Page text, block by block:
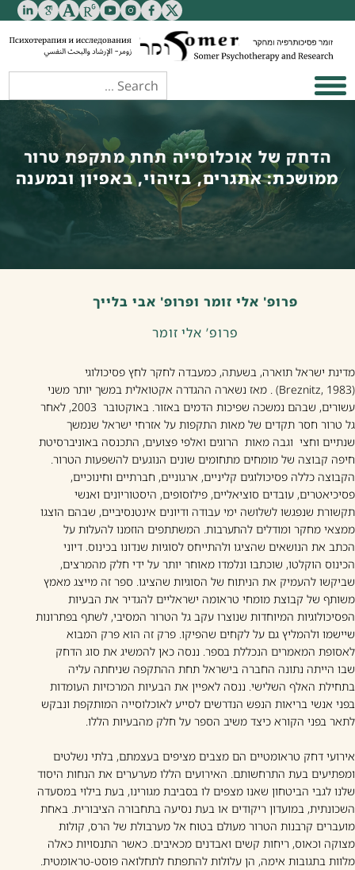
הדחק של אוכלוסייה תחת מתקפת טרור
ממושכת: אתגרים, בזיהוי, באפיון ובמענה
פרופ' אלי זומר ופרופ' אבי בלייך
פרופ’ אלי זומר
מדינת ישראל תוארה, בשעתה, כמעבדה לחקר לחץ פסיכולוגי
(Breznitz, 1983) . מאז נשארה ההגדרה אקטואלית במשך יותר משני
עשורים, שבהם נמשכה שפיכות הדמים באזור. באוקטובר 2003, לאחר
גל טרור חסר תקדים של מאות התקפות על אזרחי ישראל שנמשך
שנתיים וחצי וגבה מאות הרוגים ואלפי פצועים, התכנסה באוניברסיטת
חיפה קבוצה של מומחים מתחומים שונים הנוגעים להשפעות הטרור.
הקבוצה כללה פסיכולוגים קליניים, ארגוניים, חברתיים וחינוכיים,
פסיכיאטרים, עובדים סוציאליים, פילוסופים, היסטוריונים ואנשי
תקשורת שנפגשו לשלושה ימי עבודה ודיונים אינטנסיביים, שבהם הוצגו
ממצאי מחקר ומודלים להתערבות. המשתתפים הוזמנו להעלות על
הכתב את הנושאים שהציגו ולהתייחס לסוגיות שנדונו בכינוס. דיוני
הכינוס הוקלטו, שוכתבו ונלמדו מאוחר יותר על ידי חלק מהמרצים,
שביקשו להעמיק את הניתוח של הסוגיות שהציגו. ספר זה מייצג מאמץ
משותף של קבוצת מומחי טראומה ישראליים להגדיר את הבעיות
הפסיכולוגיות המיוחדות שנוצרו עקב גל הטרור המסיבי, לשתף בפתרונות
שיישמו ולהמליץ גם על לקחים שהפיקו. פרק זה הוא פרק המבוא
לאסופת המאמרים הנכללת בספר. ננסה כאן להמשיג את סוג הדחק
שבו הייתה נתונה החברה בישראל תחת ההתקפה שניחתה עליה
בתחילת האלף השלישי. ננסה לאפיין את הבעיות המרכזיות העומדות
בפני אנשי בריאות הנפש הנדרשים לסייע לאוכלוסייה המותקפת ונבקש
לתאר בפני הקורא כיצד משיב הספר על חלק מהבעיות הללו.
אירועי דחק טראומטיים הם מצבים מציפים בעצמתם, בלתי נשלטים
ומפתיעים בעת התרחשותם. האירועים הללו מערערים את הנחות היסוד
שלנו לגבי הביטחון שאנו מצפים לו בסביבת מגורינו, בעת בילוי במסעדה
השכונתית, במועדון ריקודים או בעת נסיעה בתחבורה הציבורית. באחת
מועברים קרבנות הטרור מעולם בטוח אל מערבולת של הרס, קולות
מצוקה וכאוס, ריחות קשים ואבדנים מכאיבים. כאשר התנסויות כאלה
מלוות בתגובות אימה, הן עלולות להתפתח לתחלואה פוסט-טראומטית.